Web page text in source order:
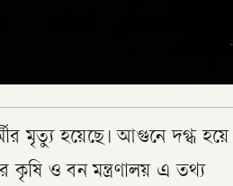
মৃত্যু হয়েছে। আগুনে দগ্ধ হয়ে
কৃষি ও বন মন্ত্রণালয় এ তথ্য